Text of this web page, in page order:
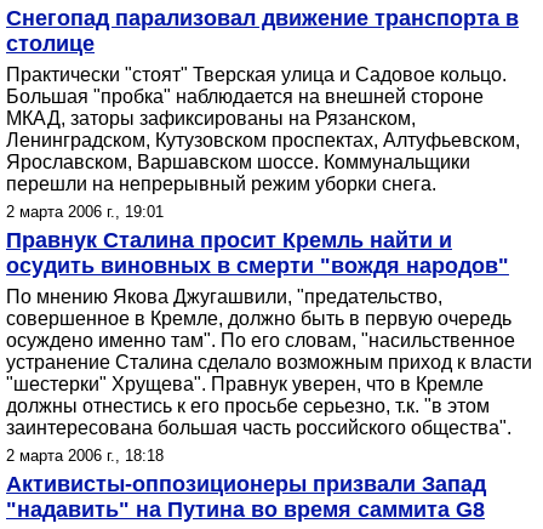
Снегопад парализовал движение транспорта в
столице
Практически "стоят" Тверская улица и Садовое кольцо.
Большая "пробка" наблюдается на внешней стороне
МКАД, заторы зафиксированы на Рязанском,
Ленинградском, Кутузовском проспектах, Алтуфьевском,
Ярославском, Варшавском шоссе. Коммунальщики
перешли на непрерывный режим уборки снега.
2 марта 2006 г., 19:01
Правнук Сталина просит Кремль найти и
осудить виновных в смерти "вождя народов"
По мнению Якова Джугашвили, "предательство,
совершенное в Кремле, должно быть в первую очередь
осуждено именно там". По его словам, "насильственное
устранение Сталина сделало возможным приход к власти
"шестерки" Хрущева". Правнук уверен, что в Кремле
должны отнестись к его просьбе серьезно, т.к. "в этом
заинтересована большая часть российского общества".
2 марта 2006 г., 18:18
Активисты-оппозиционеры призвали Запад
"надавить" на Путина во время саммита G8